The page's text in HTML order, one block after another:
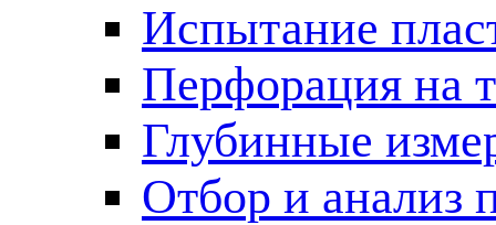
Испытание
Перфорация на
Глубинные
Отбор и анализ